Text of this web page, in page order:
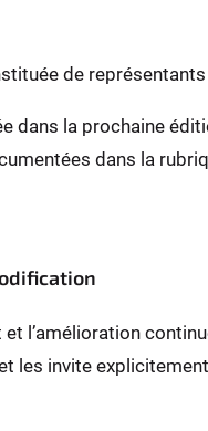
de
la prochaine
dans la
l’amélioration
les invite